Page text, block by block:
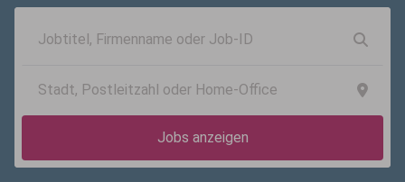
Jobs anzeigen